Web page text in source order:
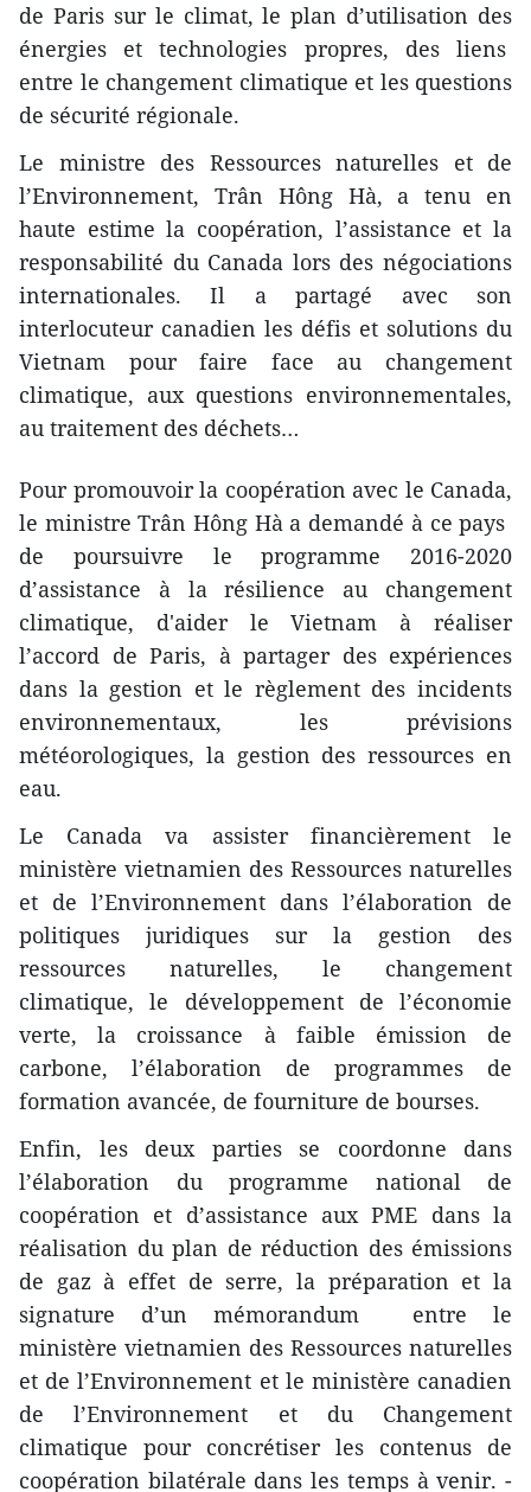
de Paris sur le climat, le plan d’utilisation des
énergies et technologies propres, des liens
entre le changement climatique et les questions
de sécurité régionale.
Le ministre des Ressources naturelles et de
l’Environnement, Trân Hông Hà, a tenu en
haute estime la coopération, l’assistance et la
responsabilité du Canada lors des négociations
internationales. Il a partagé avec son
interlocuteur canadien les défis et solutions du
Vietnam pour faire face au changement
climatique, aux questions environnementales,
au traitement des déchets…
Pour promouvoir la coopération avec le Canada,
le ministre Trân Hông Hà a demandé à ce pays ​
de poursuivre ​le programme 2016-2020
d’assistance à la résilience au changement
climatique​, ​d'aider le Vietnam à réaliser
l’accord de Paris​, à partager des expériences
dans la gestion et ​le règlement des incidents
environnementaux, l​es prévisions
météorologiques, la gestion des ressources en
eau.
Le Canada va assister financièrement le
ministère vietnamien des Ressources naturelles
et de l’Environnement dans l’élaboration de
politiques juridiques sur la gestion des
ressources naturelles, le changement
climatique, le développement de l’économie
verte, la croissance à faible émission de
carbone, l’élaboration de programmes de
formation avancée, de fourniture de bourses.
Enfin, les deux parties se coordonne dans
l’élaboration du programme national de
coopération​ et d’assistance ​aux PME dans la
réalisation du plan de réduction d​es émissions
de gaz à effet de serre, la préparation et la
signature d’un ​mémorandum entre le
ministère vietnamien des Ressources naturelles
et de l’Environnement et le ministère canadien
de l’Environnement et du Changement
climatique pour concrétiser les contenus de
coopération bilatérale dans les temps à venir. -